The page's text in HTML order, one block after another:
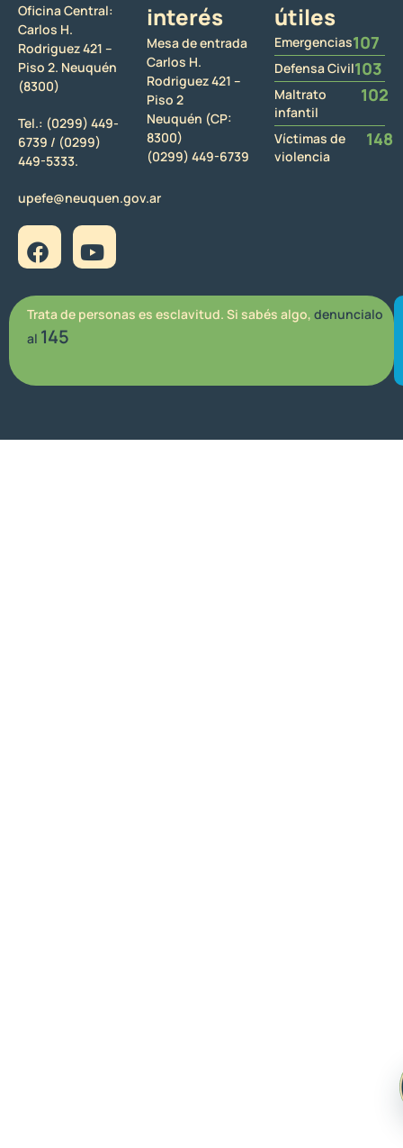
Oficina Central:
Carlos H.
Rodriguez 421 –
Piso 2. Neuquén
(8300)
Tel.: (0299) 449-
6739 / (0299)
449-5333.
upefe@neuquen.gov.ar
interés
Mesa de entrada
Carlos H.
Rodriguez 421 –
Piso 2
Neuquén (CP:
8300)
(0299) 449-6739
útiles
Emergencias107
Defensa Civil103
Maltrato
infantil
102
Víctimas de
violencia
148
Trata de personas es esclavitud. Si sabés algo, denuncialo
al 145